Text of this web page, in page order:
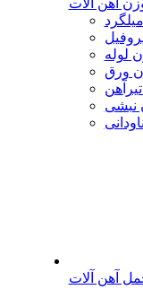
آهن آلات
لوله
ورق
نبشی
آهن آلات